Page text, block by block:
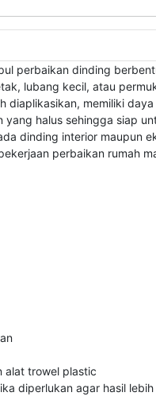
perbaikan dinding
lubang kecil, atau
diaplikasikan, memiliki
halus sehingga siap
dinding interior maupun
perbaikan rumah
alat trowel plastic
diperlukan agar hasil lebih